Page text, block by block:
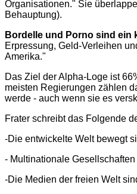
Organisationen." Sie
Behauptung).
Bordelle und Porno sind ein
Erpressung, Geld-Verleihen
Amerika."
Das Ziel der Alpha-Loge ist
meisten Regierungen zählen
werde - auch wenn sie es
Frater schreibt das Folgende
-Die entwickelte Welt bewegt
- Multinationale
-Die Medien der freien Welt